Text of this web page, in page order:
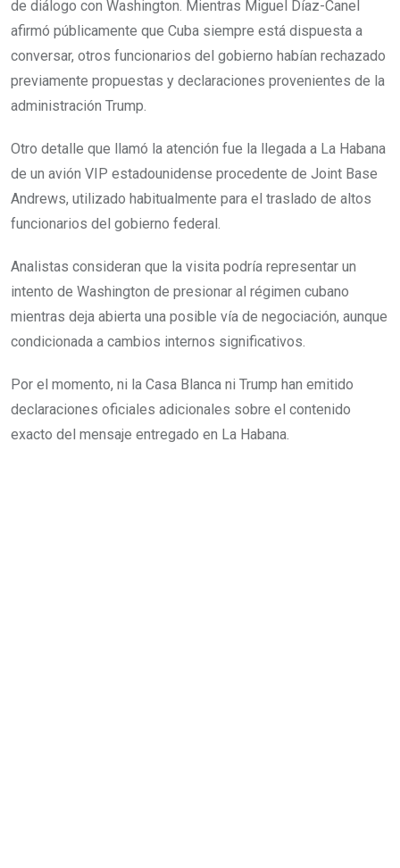
de diálogo con Washington. Mientras Miguel Díaz-Canel
afirmó públicamente que Cuba siempre está dispuesta a
conversar, otros funcionarios del gobierno habían rechazado
previamente propuestas y declaraciones provenientes de la
administración Trump.
Otro detalle que llamó la atención fue la llegada a La Habana
de un avión VIP estadounidense procedente de Joint Base
Andrews, utilizado habitualmente para el traslado de altos
funcionarios del gobierno federal.
Analistas consideran que la visita podría representar un
intento de Washington de presionar al régimen cubano
mientras deja abierta una posible vía de negociación, aunque
condicionada a cambios internos significativos.
Por el momento, ni la Casa Blanca ni Trump han emitido
declaraciones oficiales adicionales sobre el contenido
exacto del mensaje entregado en La Habana.